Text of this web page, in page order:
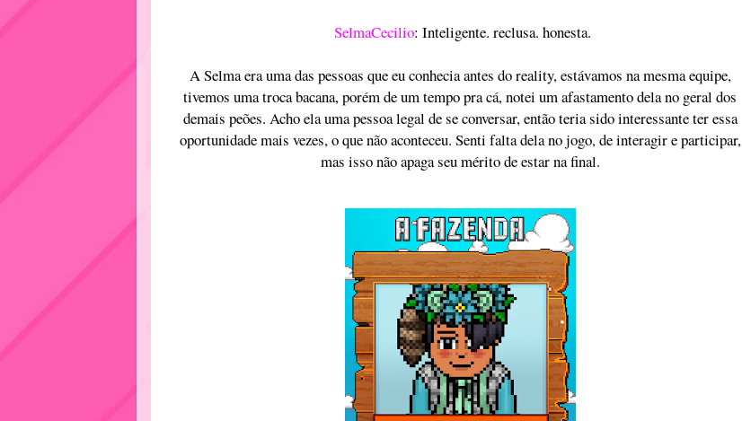
SelmaCecilio: Inteligente. reclusa. honesta.
A Selma era uma das pessoas que eu conhecia antes do reality, estávamos na mesma equipe,
tivemos uma troca bacana, porém de um tempo pra cá, notei um afastamento dela no geral dos
demais peões. Acho ela uma pessoa legal de se conversar, então teria sido interessante ter essa
oportunidade mais vezes, o que não aconteceu. Senti falta dela no jogo, de interagir e participar,
mas isso não apaga seu mérito de estar na final.